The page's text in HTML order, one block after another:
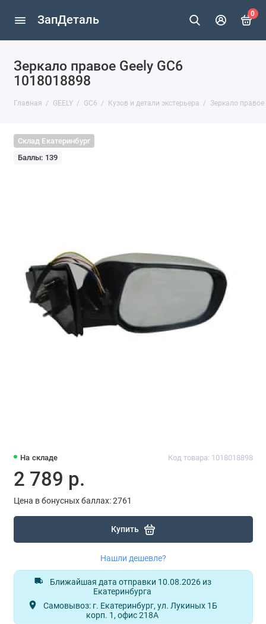
ЗапДеталь 0
Зеркало правое Geely GC6
1018018898
Главная GEELY GC6 Кузов и детали экстерьера Зеркало
Склад Екатеринбург
Баллы: 139
На складе Код товара: 1018018898
2 789 р.
Цена в бонусных баллах: 2761
Купить
Нашли дешевле?
Ближайшая дата отправки 10.08.2026 из
Екатеринбурга
Самовывоз: г. Екатеринбург, ул. Лукиных 1Б
корп. 1, офис 218А